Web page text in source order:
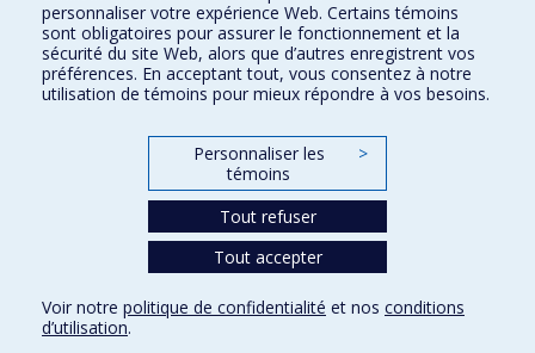
Signaler une erreur
Accessibilité
FACULTÉ DES ARTS ET DES SCIENCES
Nos départements et écoles
Conditions d’utilisation
personnaliser votre expérience Web. Certains témoins
sont obligatoires pour assurer le fonctionnement et la
sécurité du site Web, alors que d’autres enregistrent vos
préférences. En acceptant tout, vous consentez à notre
utilisation de témoins pour mieux répondre à vos besoins.
Personnaliser les
témoins
>
Tout refuser
Tout accepter
Voir notre politique de confidentialité et nos conditions
d’utilisation.